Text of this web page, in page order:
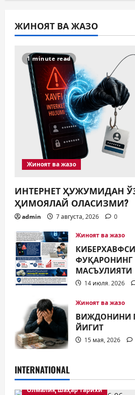
ЖИНОЯТ ВА ЖАЗО
1 minute read
Жиноят ва жазо
ИНТЕРНЕТ ҲУЖУМИДАН
ҲИМОЯЛАЙ ОЛАСИЗМИ?
admin 7 августа, 2026 0
Жиноят ва жазо
МАСЪУЛИЯТИ
14 июля, 2026
Жиноят ва жазо
ВИЖДОНИНИ
ЙИГИТ
15 мая, 2026
INTERNATIONAL
Олмалиқ шаҳар тарихи